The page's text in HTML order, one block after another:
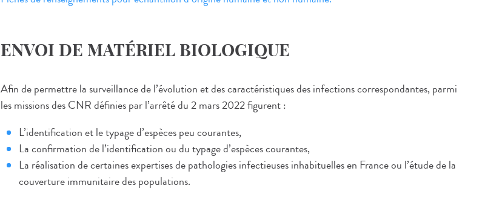
ENVOI DE MATÉRIEL BIOLOGIQUE
Afin de permettre la surveillance de l’évolution et des caractéristiques des infections correspondantes, parmi
les missions des CNR définies par l’arrêté du 2 mars 2022 figurent :
L’identification et le typage d’espèces peu courantes,
La confirmation de l’identification ou du typage d’espèces courantes,
La réalisation de certaines expertises de pathologies infectieuses inhabituelles en France ou l’étude de la
couverture immunitaire des populations.